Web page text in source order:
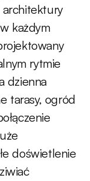
architektury
każdym
rytmie
dzienna
tarasy, ogród
doświetlenie